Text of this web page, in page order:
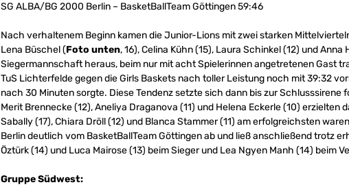
SG ALBA/BG 2000 Berlin – BasketBallTeam Göttingen 59:46
Nach verhaltenem Beginn kamen die Junior-Lions mit zwei starken
Lena Büschel (Foto unten, 16), Celina Kühn (15), Laura Schinkel (12) und
Siegermannschaft heraus, beim nur mit acht Spielerinnen angetretenen Gast
TuS Lichterfelde gegen die Girls Baskets nach toller Leistung noch mit 39:32
nach 30 Minuten sorgte. Diese Tendenz setzte sich dann bis zur Schlusssirene
Merit Brennecke (12), Aneliya Draganova (11) und Helena Eckerle (10) erzielten
Sabally (17), Chiara Dröll (12) und Blanca Stammer (11) am erfolgreichsten
Berlin deutlich vom BasketBallTeam Göttingen ab und ließ anschließend trotz
Öztürk (14) und Luca Mairose (13) beim Sieger und Lea Ngyen Manh (14) beim
Gruppe Südwest: